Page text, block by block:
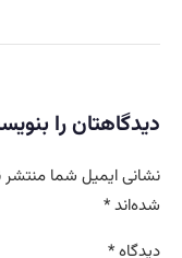
دیدگاهتان را
نشانی ایمیل شما
شده‌اند*
دیدگاه*